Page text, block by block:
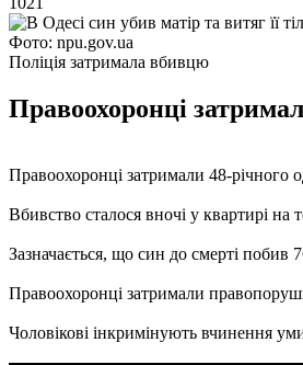
Фото: npu.gov.ua
Поліція затримала вбивцю
Правоохоронці
Правоохоронці затримали 48-річного
Вбивство сталося вночі у квартирі на
Зазначається, що син до смерті побив
Правоохоронці затримали
Чоловікові інкримінують вчинення